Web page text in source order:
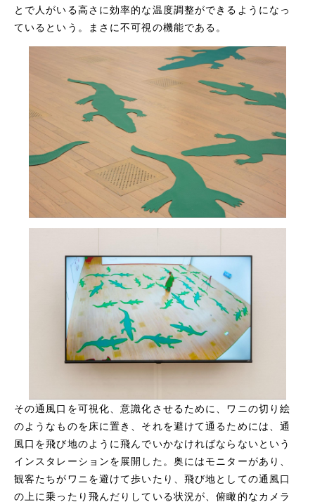
とで人がいる高さに効率的な温度調整ができるようになっ
ているという。まさに不可視の機能である。
その通風口を可視化、意識化させるために、ワニの切り絵
のようなものを床に置き、それを避けて通るためには、通
風口を飛び地のように飛んでいかなければならないという
インスタレーションを展開した。奥にはモニターがあり、
観客たちがワニを避けて歩いたり、飛び地としての通風口
の上に乗ったり飛んだりしている状況が、俯瞰的なカメラ